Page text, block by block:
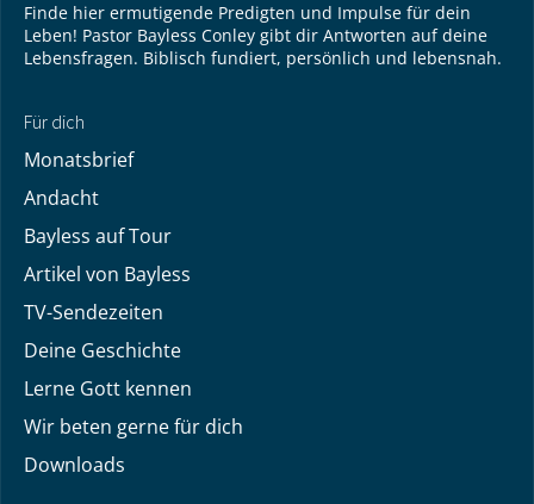
Finde hier ermutigende Predigten und Impulse für dein
Leben! Pastor Bayless Conley gibt dir Antworten auf deine
Lebensfragen. Biblisch fundiert, persönlich und lebensnah.
Für dich
Monatsbrief
Andacht
Bayless auf Tour
Artikel von Bayless
TV-Sendezeiten
Deine Geschichte
Lerne Gott kennen
Wir beten gerne für dich
Downloads